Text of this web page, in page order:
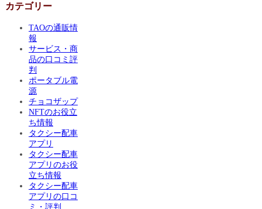
カテゴリー
TAOの通販情
報
サービス・商
品の口コミ評
判
ポータブル電
源
チョコザップ
NFTのお役立
ち情報
タクシー配車
アプリ
タクシー配車
アプリのお役
立ち情報
タクシー配車
アプリの口コ
ミ・評判